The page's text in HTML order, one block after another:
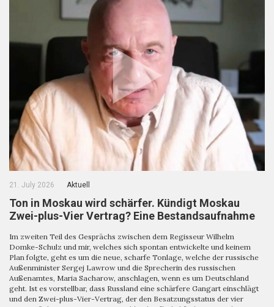
21. July 2026 Aktuell
Ton in Moskau wird schärfer. Kündigt Moskau
Zwei-plus-Vier Vertrag? Eine Bestandsaufnahme
Im zweiten Teil des Gesprächs zwischen dem Regisseur Wilhelm
Domke-Schulz und mir, welches sich spontan entwickelte und keinem
Plan folgte, geht es um die neue, scharfe Tonlage, welche der russische
Außenminister Sergej Lawrow und die Sprecherin des russischen
Außenamtes, Maria Sacharow, anschlagen, wenn es um Deutschland
geht. Ist es vorstellbar, dass Russland eine schärfere Gangart einschlägt
und den Zwei-plus-Vier-Vertrag, der den Besatzungsstatus der vier